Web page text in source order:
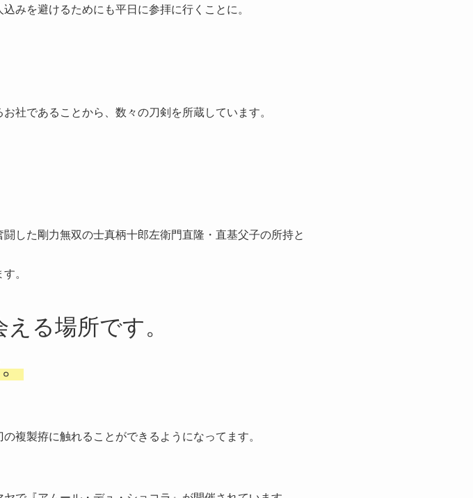
みを避けるためにも平日に参拝に行くことに。
社であることから、数々の刀剣を所蔵しています。
した剛力無双の士真柄十郎左衛門直隆・直基父子の所持と
。
る場所です。
複製拵に触れることができるようになってます。